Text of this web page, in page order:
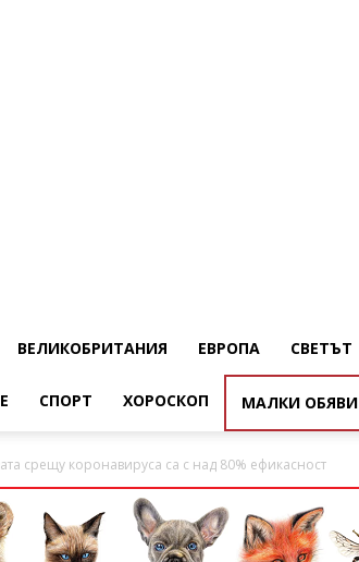
ВЕЛИКОБРИТАНИЯ ЕВРОПА СВЕТЪТ
СПОРТ ХОРОСКОП МАЛКИ ОБЯВИ
срещу коронавируса са с над 80% ефикасност